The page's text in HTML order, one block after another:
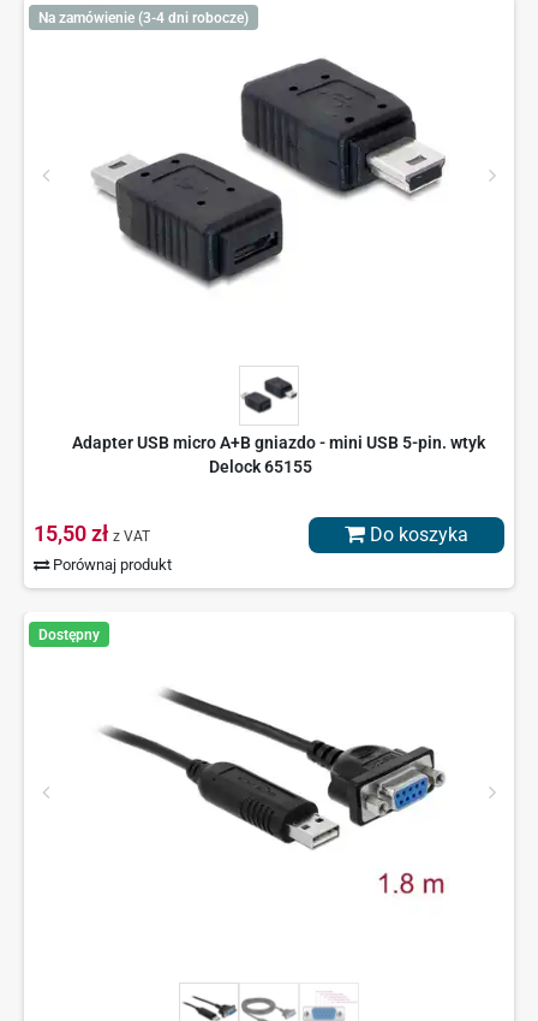
Na zamówienie (3-4 dni robocze)
Adapter USB micro A+B gniazdo - mini USB 5-pin. wtyk
Delock 65155
15,50 zł z VAT
Porównaj produkt
Do koszyka
Dostępny